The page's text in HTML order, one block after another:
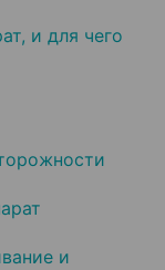
и для чего
и